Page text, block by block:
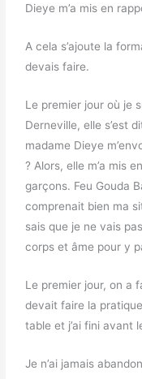
Dieye m’a mis en
A cela s’ajoute la
devais faire.
Le premier jour où je
Derneville, elle s’est
madame Dieye
? Alors, elle m’a mis
garçons. Feu Gouda
comprenait bien ma
sais que je ne vais
corps et âme pour y
Le premier jour, on a
devait faire la
table et j’ai fini avant
Je n’ai jamais